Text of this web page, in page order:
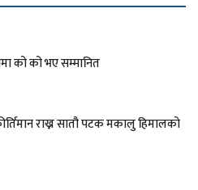
को को भए सम्मानित
राख्न सातौ पटक मकालु हिमालको